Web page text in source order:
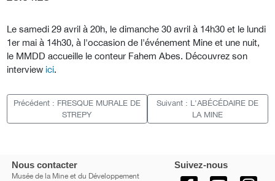
Le samedi 29 avril à 20h, le dimanche 30 avril à 14h30 et le lundi
1er mai à 14h30, à l'occasion de l'événement Mine et une nuit,
le MMDD accueille le conteur Fahem Abes. Découvrez son
interview ici.
Précédent : FRESQUE MURALE DE
STREPY
Suivant : L'ABÉCÉDAIRE DE
LA MINE
Nous contacter
Musée de la Mine et du Développement
Suivez-nous